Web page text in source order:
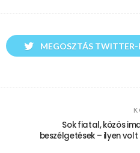
MEGOSZTÁS TWITTER-
Sok fiatal, közös
beszélgetések – ilyen volt